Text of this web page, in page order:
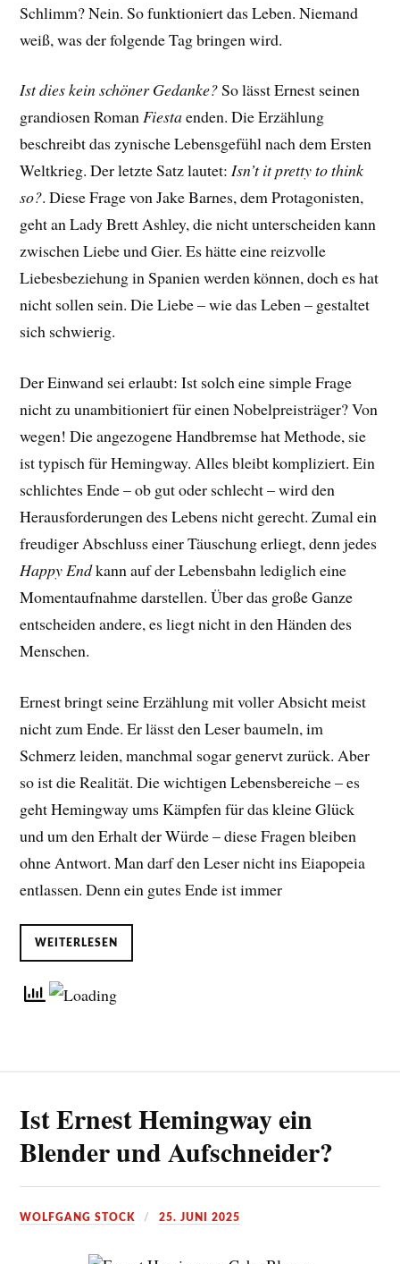
Schlimm? Nein. So funktioniert das Leben. Niemand
weiß, was der folgende Tag bringen wird.
Ist dies kein schöner Gedanke?So lässt Ernest seinen
grandiosen RomanFiestaenden. Die Erzählung
beschreibt das zynische Lebensgefühl nach dem Ersten
Weltkrieg. Der letzte Satz lautet:Isn’t it pretty to think
so?. Diese Frage von Jake Barnes, dem Protagonisten,
geht an Lady Brett Ashley, die nicht unterscheiden kann
zwischen Liebe und Gier. Es hätte eine reizvolle
Liebesbeziehung in Spanien werden können, doch es hat
nicht sollen sein. Die Liebe – wie das Leben – gestaltet
sich schwierig.
Der Einwand sei erlaubt: Ist solch eine simple Frage
nicht zu unambitioniert für einen Nobelpreisträger? Von
wegen! Die angezogene Handbremse hat Methode, sie
ist typisch für Hemingway. Alles bleibt kompliziert. Ein
schlichtes Ende – ob gut oder schlecht – wird den
Herausforderungen des Lebens nicht gerecht. Zumal ein
freudiger Abschluss einer Täuschung erliegt, denn jedes
Happy Endkann auf der Lebensbahn lediglich eine
Momentaufnahme darstellen. Über das große Ganze
entscheiden andere, es liegt nicht in den Händen des
Menschen.
Ernest bringt seine Erzählung mit voller Absicht meist
nicht zum Ende. Er lässt den Leser baumeln, im
Schmerz leiden, manchmal sogar genervt zurück. Aber
so ist die Realität. Die wichtigen Lebensbereiche – es
geht Hemingway ums Kämpfen für das kleine Glück
und um den Erhalt der Würde – diese Fragen bleiben
ohne Antwort. Man darf den Leser nicht ins Eiapopeia
entlassen. Denn ein gutes Ende ist immer
WEITERLESEN
Ist Ernest Hemingway ein
Blender und Aufschneider?
WOLFGANG STOCK 25. JUNI 2025